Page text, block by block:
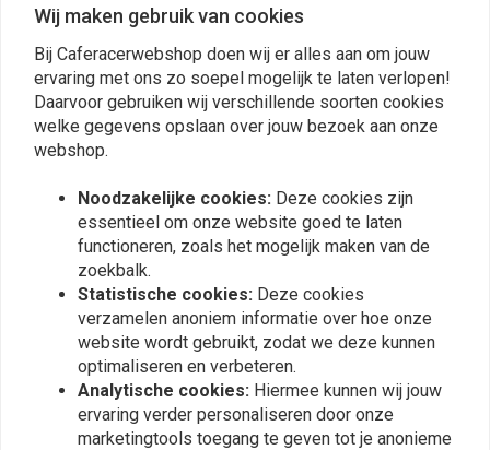
In-line
ontstekingsvonkentester
RICK'S ELECTRICS
Bobine Hon 1983 CB1000C
1983 CB1100F 79-81
CB650 80-82 CB650C 82-
85 CB650SC 84-86
CB700SC 80-82 CB750C
79-82 CB750F 79-82
CB750K 1
Wij maken gebruik van cookies
Bij Caferacerwebshop doen wij er alles aan om jouw
ervaring met ons zo soepel mogelijk te laten verlopen!
Daarvoor gebruiken wij verschillende soorten cookies
welke gegevens opslaan over jouw bezoek aan onze
webshop.
Noodzakelijke cookies: Deze cookies zijn
essentieel om onze website goed te laten
functioneren, zoals het mogelijk maken van de
zoekbalk.
Statistische cookies: Deze cookies
verzamelen anoniem informatie over hoe onze
website wordt gebruikt, zodat we deze kunnen
optimaliseren en verbeteren.
Analytische cookies: Hiermee kunnen wij jouw
ervaring verder personaliseren door onze
marketingtools toegang te geven tot je anonieme